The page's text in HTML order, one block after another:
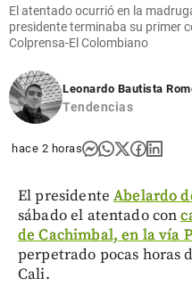
El atentado ocurrió en la
presidente terminaba su primer
Colprensa-El Colombiano
Leonardo Bautista
Tendencias
hace 2 horas
El presidenteAbelardo
sábado el atentado con
de Cachimbal, en la vía
perpetrado pocas horas
Cali.